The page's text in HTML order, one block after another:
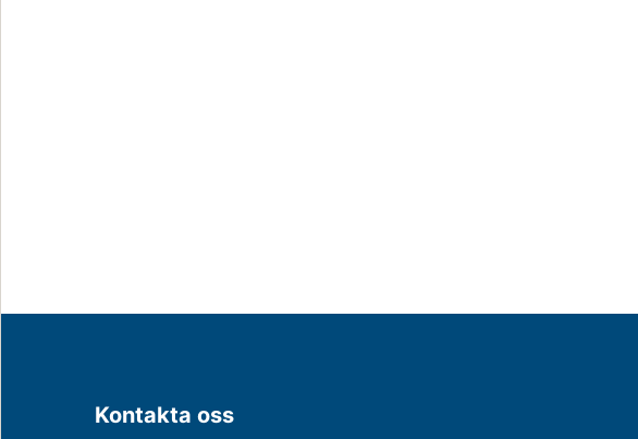
Kontakta oss